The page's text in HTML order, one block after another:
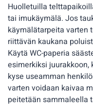
Huolletuilla
tai imukäymälä. Jos
käymälätarpeita varten
riittävän kaukana
Käytä WC-paperia
esimerkiksi
kyse useamman
varten voidaan kaivaa
peitetään sammaleella